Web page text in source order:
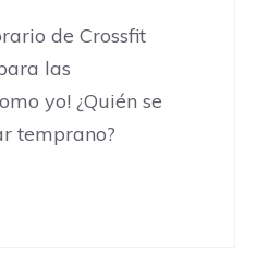
de Crossfit
las
yo! ¿Quién se
temprano?